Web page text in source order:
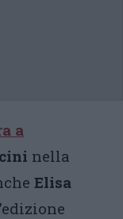
a
nella
Elisa